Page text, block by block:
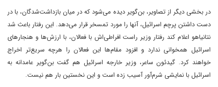
در بخشی دیگر از تصاویر، بن‌گویر دیده می‌شود که در میان بازداشت‌شدگان، با در
دست داشتن پرچم اسرائیل، آنها را مورد تمسخر قرار می‌دهد. این رفتار باعث شد‌
نتانیاهو اعلام کند رفتار وزیر راست افراطی‌اش با فعالان، با ارزش‌ها و هنجارهای
اسرائیل همخوانی ندارد‌ و افزود‌ مقام‌ها این فعالان را هرچه سریع‌تر اخراج
خواهند کرد. گیدئون ساعر، وزیر خارجه اسرائیل هم گفت بن‌گویر عامدانه به
اسرائیل با نمایشی شرم‌آور آسیب زده است و این نخستین بار هم نیست.